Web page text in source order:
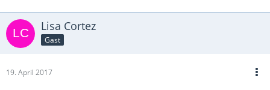
Lisa Cortez
Gast
19. April 2017